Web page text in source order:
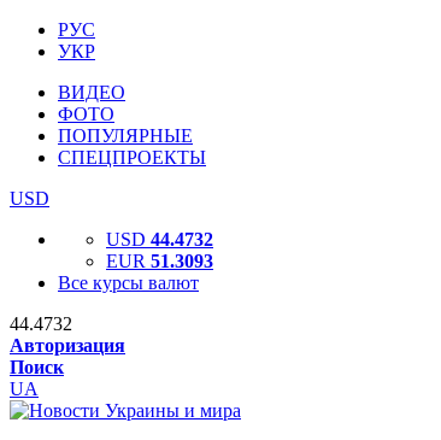
РУС
УКР
ВИДЕО
ФОТО
ПОПУЛЯРНЫЕ
СПЕЦПРОЕКТЫ
USD
USD 44.4732
EUR 51.3093
Все курсы валют
44.4732
Авторизация
Поиск
UA